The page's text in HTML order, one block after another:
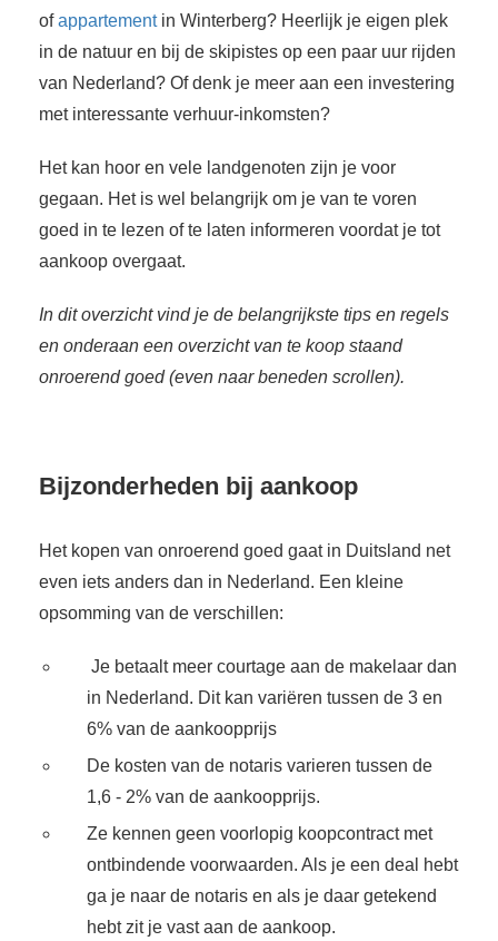
ofappartementin Winterberg? Heerlijk je eigen plek
in de natuur en bij de skipistes op een paar uur rijden
van Nederland? Of denk je meer aan een investering
met interessante verhuur-inkomsten?
Het kan hoor en vele landgenoten zijn je voor
gegaan. Het is wel belangrijk om je van te voren
goed in te lezen of te laten informeren voordat je tot
aankoop overgaat.
In dit overzicht vind je de belangrijkste tips en regels
en onderaan een overzicht van te koop staand
onroerend goed (even naar beneden scrollen).
Bijzonderheden bij aankoop
Het kopen van onroerend goed gaat in Duitsland net
even iets anders dan in Nederland. Een kleine
opsomming van de verschillen:
Je betaalt meer courtage aan de makelaar dan
in Nederland. Dit kan variëren tussen de 3 en
6% van de aankoopprijs
De kosten van de notaris varieren tussen de
1,6 - 2% van de aankoopprijs.
Ze kennen geen voorlopig koopcontract met
ontbindende voorwaarden. Als je een deal hebt
ga je naar de notaris en als je daar getekend
hebt zit je vast aan de aankoop.